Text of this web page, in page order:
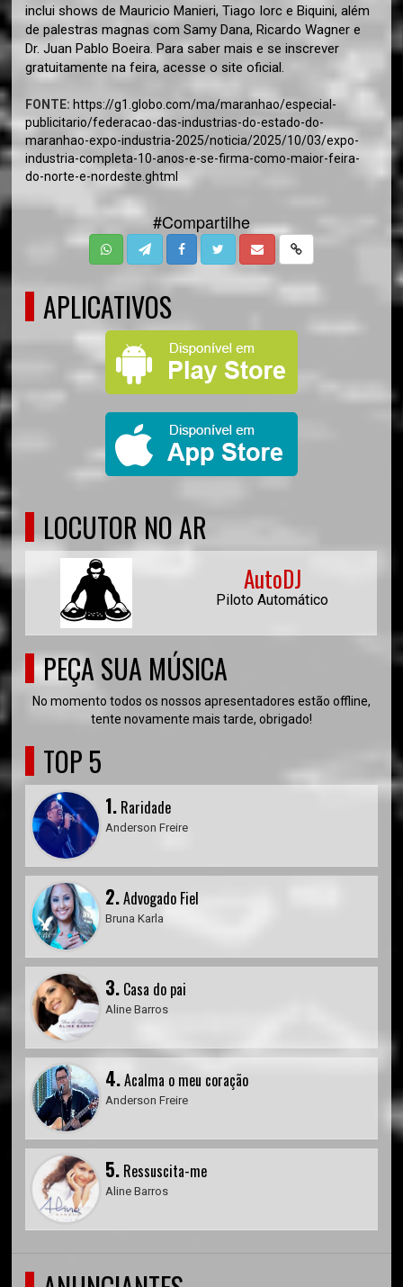
inclui shows de Mauricio Manieri, Tiago Iorc e Biquini, além
de palestras magnas com Samy Dana, Ricardo Wagner e
Dr. Juan Pablo Boeira. Para saber mais e se inscrever
gratuitamente na feira, acesse o site oficial.
FONTE: https://g1.globo.com/ma/maranhao/especial-
publicitario/federacao-das-industrias-do-estado-do-
maranhao-expo-industria-2025/noticia/2025/10/03/expo-
industria-completa-10-anos-e-se-firma-como-maior-feira-
do-norte-e-nordeste.ghtml
#Compartilhe
APLICATIVOS
LOCUTOR NO AR
AutoDJ
Piloto Automático
PEÇA SUA MÚSICA
No momento todos os nossos apresentadores estão offline,
tente novamente mais tarde, obrigado!
TOP 5
1. Raridade
Anderson Freire
2.Advogado Fiel
Bruna Karla
3. Casa do pai
Aline Barros
4.Acalma o meu coração
Anderson Freire
5. Ressuscita-me
Aline Barros